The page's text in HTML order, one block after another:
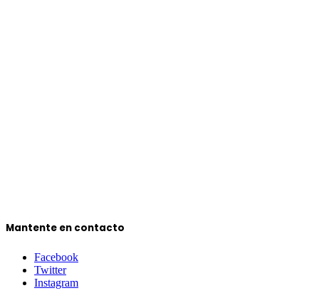
Mantente en contacto
Facebook
Twitter
Instagram